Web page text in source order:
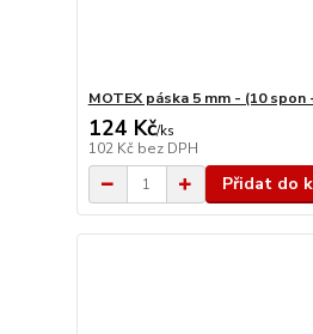
MOTEX páska 5 mm - (10 spon
124 Kč/ks
102 Kč bez DPH
Přidat do